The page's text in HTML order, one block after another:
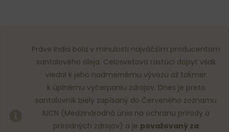
Práve India bola v minulosti najväčším producentom
santalového oleja. Celosvetovo rastúci dopyt však
viedol k jeho nadmernému vývozu až takmer
k úplnému vyčerpaniu zdrojov. Dnes je preto
santalovník biely zapísaný do Červeného zoznamu
IUCN (Medzinárodná únia na ochranu prírody a
prírodných zdrojov) a je považovaný za